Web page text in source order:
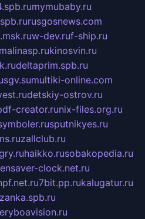
mymubaby.ru
rusgosnews.com
w-dev.ruf-ship.ru
malinasp.rukinosvin.ru
deltaprim.spb.ru
sgv.sumultiki-online.com
detskiy-ostrov.ru
creator.runix-files.org.ru
sputnikyes.ru
zallclub.ru
haikko.rusobakopedia.ru
clock.net.ru
7bit.pp.rukalugatur.ru